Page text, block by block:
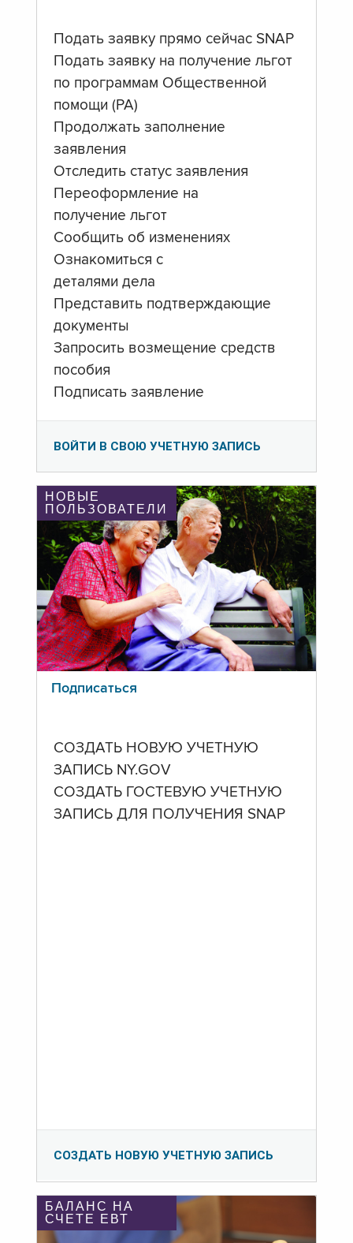
Подать заявку прямо сейчас SNAP
Подать заявку на получение льгот
по программам Общественной
помощи (PA)
Продолжать заполнение
заявления
Отследить статус заявления
Переоформление на
получение льгот
Сообщить об изменениях
Ознакомиться с
деталями дела
Представить подтверждающие
документы
Запросить возмещение средств
пособия
Подписать заявление
ВОЙТИ В СВОЮ УЧЕТНУЮ ЗАПИСЬ
НОВЫЕ
ПОЛЬЗОВАТЕЛИ
Подписаться
СОЗДАТЬ НОВУЮ УЧЕТНУЮ
ЗАПИСЬ NY.GOV
СОЗДАТЬ ГОСТЕВУЮ УЧЕТНУЮ
ЗАПИСЬ ДЛЯ ПОЛУЧЕНИЯ SNAP
СОЗДАТЬ НОВУЮ УЧЕТНУЮ ЗАПИСЬ
БАЛАНС НА
СЧЕТЕ ЕВТ